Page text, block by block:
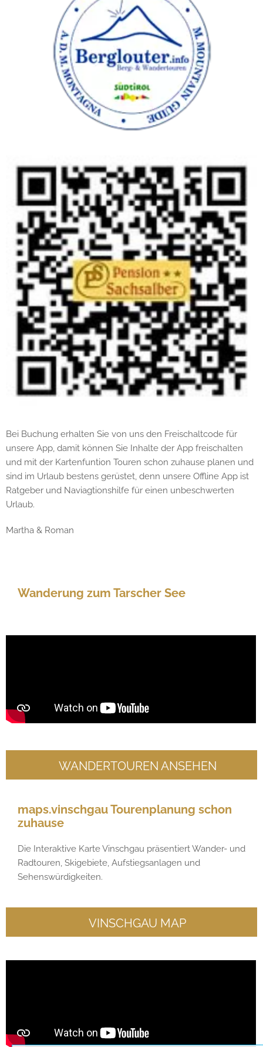
Bei Buchung erhalten Sie von uns den Freischaltcode für
unsere App, damit können Sie Inhalte der App freischalten
und mit der Kartenfuntion Touren schon zuhause planen und
sind im Urlaub bestens gerüstet, denn unsere Offline App ist
Ratgeber und Naviagtionshilfe für einen unbeschwerten
Urlaub.
Martha & Roman
Wanderung zum Tarscher See
WANDERTOUREN ANSEHEN
maps.vinschgau Tourenplanung schon
zuhause
Die Interaktive Karte Vinschgau präsentiert Wander- und
Radtouren, Skigebiete, Aufstiegsanlagen und
Sehenswürdigkeiten.
VINSCHGAU MAP